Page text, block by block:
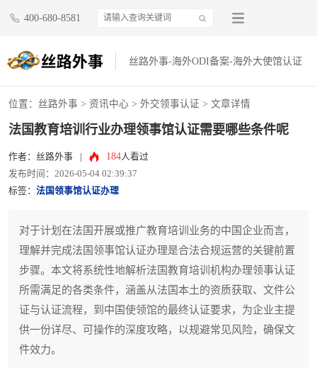
400-680-8581
丝路外事-海外ODI备案-海外大使馆认证
位置： 丝路外事 > 资讯中心 > 外交领事认证 > 文章详情
法国教育培训行业办理领事馆认证需要哪些条件呢
作者：丝路外事 184人看过
发布时间：2026-05-04 02:39:37
标签： 法国领事馆认证办理
对于计划在法国开展或推广教育培训业务的中国企业而言，
理解并完成法国领事馆认证办理是合法合规运营的关键前置
步骤。本文将系统性地解析法国教育培训机构办理领事认证
所需满足的各类条件，涵盖从法国本土的资质获取、文件公
证与认证流程，到中国使领馆的最终认证要求，为企业主提
供一份详尽、可操作的深度攻略，以规避常见风险，确保文
件效力。